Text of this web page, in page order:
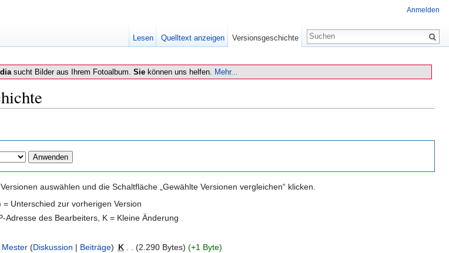
sucht Bilder aus Ihrem Fotoalbum. Sie können uns helfen. Mehr...
auswählen und die Schaltfläche „Gewählte Versionen vergleichen“ klicken.
Unterschied zur vorherigen Version
Adresse des Bearbeiters, K = Kleine Änderung
Mester (Diskussion | Beiträge) K . . (2.290 Bytes) (+1 Byte)
Anmelden
Lesen Quelltext anzeigen Versionsgeschichte